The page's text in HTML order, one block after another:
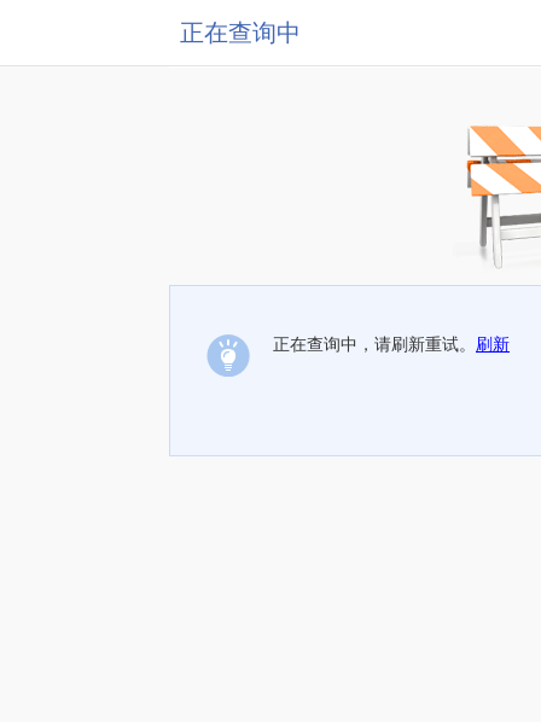
正在查询中
正在查询中，请刷新重试。 刷新